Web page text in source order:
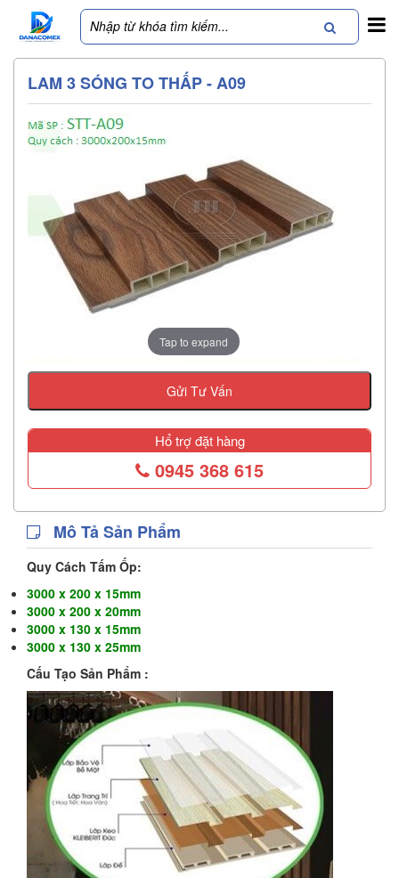
LAM 3 SÓNG TO THẤP - A09
Tap to expand
Gửi Tư Vấn
Hổ trợ đặt hàng
0945 368 615
Mô Tả Sản Phẩm
Quy Cách Tấm Ốp:
3000 x 200 x 15mm
3000 x 200 x 20mm
3000 x 130 x 15mm
3000 x 130 x 25mm
Cấu Tạo Sản Phẩm :